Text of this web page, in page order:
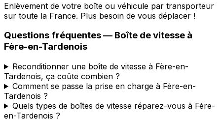
Enlèvement de votre boîte ou véhicule par transporteur
sur toute la France. Plus besoin de vous déplacer !
Questions fréquentes — Boîte de vitesse à
Fère-en-Tardenois
Reconditionner une boîte de vitesse à Fère-en-
Tardenois, ça coûte combien ?
Comment se passe la prise en charge à Fère-en-
Tardenois ?
Quels types de boîtes de vitesse réparez-vous à Fère-
en-Tardenois ?